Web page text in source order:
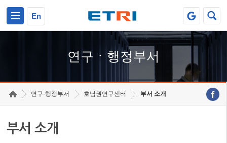
En
연구ㆍ행정부서
연구·행정부서 호남권연구센터 부서 소개
부서 소개